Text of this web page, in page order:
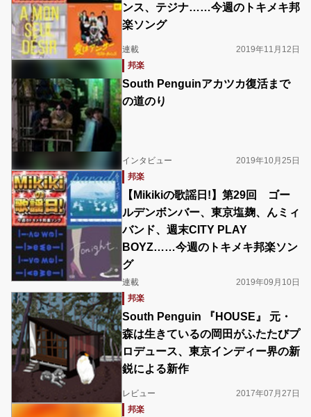
ンス、テジナ……今週のトキメキ邦
楽ソング
連載
2019年11月12日
邦楽
South Penguinアカツカ復活まで
の道のり
インタビュー
2019年10月25日
邦楽
【Mikikiの歌謡日!】第29回 ゴー
ルデンボンバー、東京塩麹、んミィ
バンド、週末CITY PLAY
BOYZ……今週のトキメキ邦楽ソン
グ
連載
2019年09月10日
邦楽
South Penguin 『HOUSE』 元・
森は生きているの岡田がふたたびプ
ロデュース、東京インディー界の新
鋭による新作
レビュー
2017年07月27日
邦楽